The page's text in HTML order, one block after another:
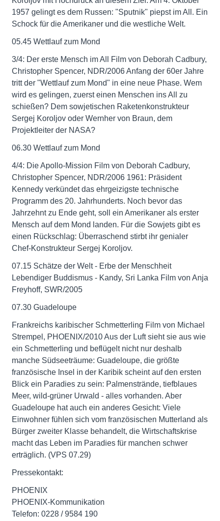
1957 gelingt es dem Russen: "Sputnik" piepst im All. Ein
Schock für die Amerikaner und die westliche Welt.
05.45 Wettlauf zum Mond
3/4: Der erste Mensch im All Film von Deborah Cadbury,
Christopher Spencer, NDR/2006 Anfang der 60er Jahre
tritt der "Wettlauf zum Mond" in eine neue Phase. Wem
wird es gelingen, zuerst einen Menschen ins All zu
schießen? Dem sowjetischen Raketenkonstrukteur
Sergej Koroljov oder Wernher von Braun, dem
Projektleiter der NASA?
06.30 Wettlauf zum Mond
4/4: Die Apollo-Mission Film von Deborah Cadbury,
Christopher Spencer, NDR/2006 1961: Präsident
Kennedy verkündet das ehrgeizigste technische
Programm des 20. Jahrhunderts. Noch bevor das
Jahrzehnt zu Ende geht, soll ein Amerikaner als erster
Mensch auf dem Mond landen. Für die Sowjets gibt es
einen Rückschlag: Überraschend stirbt ihr genialer
Chef-Konstrukteur Sergej Koroljov.
07.15 Schätze der Welt - Erbe der Menschheit
Lebendiger Buddismus - Kandy, Sri Lanka Film von Anja
Freyhoff, SWR/2005
07.30 Guadeloupe
Frankreichs karibischer Schmetterling Film von Michael
Strempel, PHOENIX/2010 Aus der Luft sieht sie aus wie
ein Schmetterling und beflügelt nicht nur deshalb
manche Südseeträume: Guadeloupe, die größte
französische Insel in der Karibik scheint auf den ersten
Blick ein Paradies zu sein: Palmenstrände, tiefblaues
Meer, wild-grüner Urwald - alles vorhanden. Aber
Guadeloupe hat auch ein anderes Gesicht: Viele
Einwohner fühlen sich vom französischen Mutterland als
Bürger zweiter Klasse behandelt, die Wirtschaftskrise
macht das Leben im Paradies für manchen schwer
erträglich. (VPS 07.29)
Pressekontakt:
PHOENIX
PHOENIX-Kommunikation
Telefon: 0228 / 9584 190